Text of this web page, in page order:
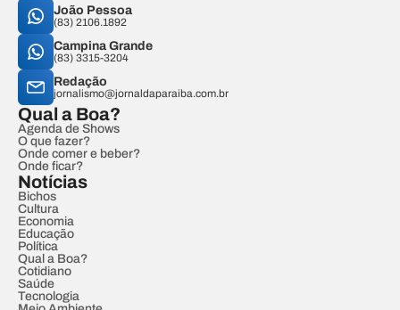
João Pessoa
(83) 2106.1892
Campina Grande
(83) 3315-3204
Redação
jornalismo@jornaldaparaiba.com.br
Qual a Boa?
Agenda de Shows
O que fazer?
Onde comer e beber?
Onde ficar?
Notícias
Bichos
Cultura
Economia
Educação
Política
Qual a Boa?
Cotidiano
Saúde
Tecnologia